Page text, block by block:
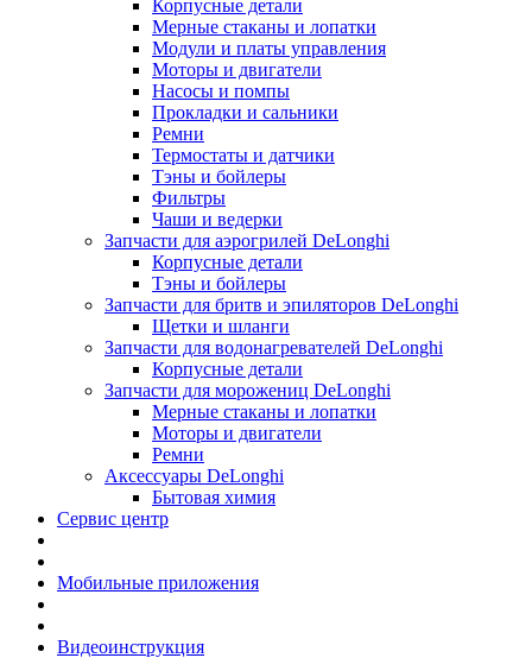
Корпусные детали
Мерные стаканы и лопатки
Модули и платы управления
Моторы и двигатели
Насосы и помпы
Прокладки и сальники
Ремни
Термостаты и датчики
Тэны и бойлеры
Фильтры
Чаши и ведерки
Запчасти для аэрогрилей DeLonghi
Корпусные детали
Тэны и бойлеры
Запчасти для бритв и эпиляторов DeLonghi
Щетки и шланги
Запчасти для водонагревателей DeLonghi
Корпусные детали
Запчасти для морожениц DeLonghi
Мерные стаканы и лопатки
Моторы и двигатели
Ремни
Аксессуары DeLonghi
Бытовая химия
Сервис центр
Мобильные приложения
Видеоинструкция